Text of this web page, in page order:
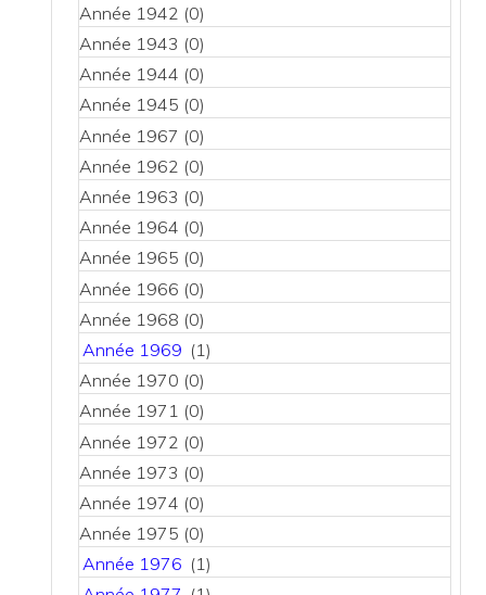
Année 1942 (0)
Année 1943 (0)
Année 1944 (0)
Année 1945 (0)
Année 1967 (0)
Année 1962 (0)
Année 1963 (0)
Année 1964 (0)
Année 1965 (0)
Année 1966 (0)
Année 1968 (0)
Année 1969 (1)
Année 1970 (0)
Année 1971 (0)
Année 1972 (0)
Année 1973 (0)
Année 1974 (0)
Année 1975 (0)
Année 1976 (1)